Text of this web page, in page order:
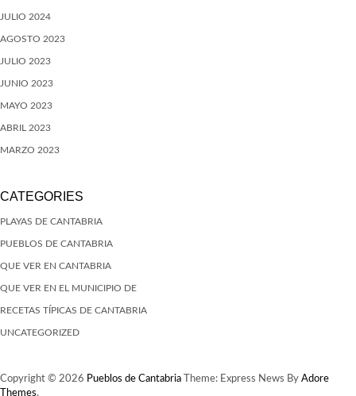
JULIO 2024
AGOSTO 2023
JULIO 2023
JUNIO 2023
MAYO 2023
ABRIL 2023
MARZO 2023
CATEGORIES
PLAYAS DE CANTABRIA
PUEBLOS DE CANTABRIA
QUE VER EN CANTABRIA
QUE VER EN EL MUNICIPIO DE
RECETAS TÍPICAS DE CANTABRIA
UNCATEGORIZED
Copyright © 2026 Pueblos de Cantabria Theme: Express News By Adore
Themes.